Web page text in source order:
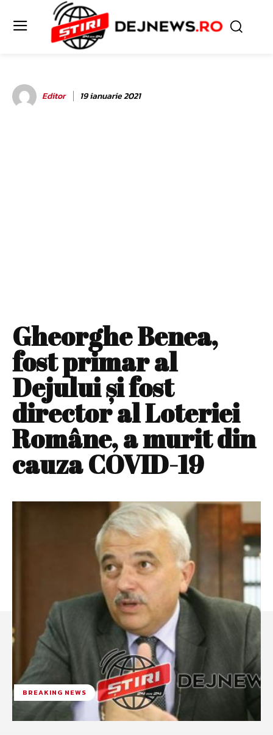
Editor 19 ianuarie 2021
Gheorghe Benea,
fost primar al
Dejului și fost
director al Loteriei
Române, a murit din
cauza COVID-19
BREAKING NEWS